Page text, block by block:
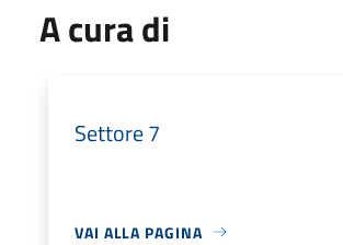
A cura di
Settore 7
VAI ALLA PAGINA